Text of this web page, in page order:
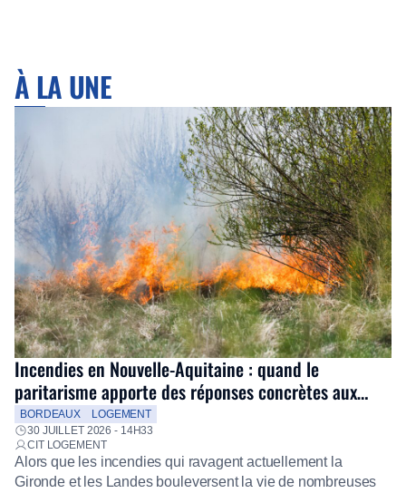
À LA UNE
Incendies en Nouvelle-Aquitaine : quand le
paritarisme apporte des réponses concrètes aux
salariés
BORDEAUX
LOGEMENT
30 JUILLET 2026 - 14H33
CIT LOGEMENT
Alors que les incendies qui ravagent actuellement la
Gironde et les Landes bouleversent la vie de nombreuses